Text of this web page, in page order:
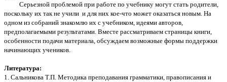
Серьезной проблемой при работе по учебнику могут стать родители,
поскольку их так не учили и для них кое-что может оказаться новым. На
одном из собраний знакомлю их с учебником, идеями авторов,
предполагаемыми результатами. Вместе рассматриваем страницы книги,
особенности подачи материала, обсуждаем возможные формы поддержки
начинающих учеников.
Литература:
1. Сальникова Т.П. Методика преподавания грамматики, правописания и